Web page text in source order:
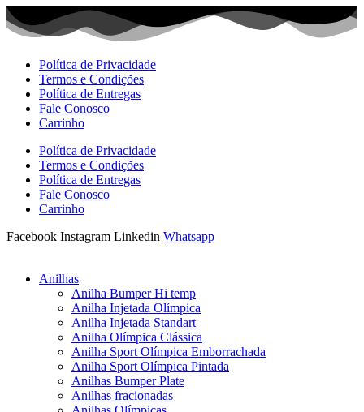
Ir
para
Política de Privacidade
Termos e Condições
Política de Entregas
Fale Conosco
Carrinho
Política de Privacidade
Termos e Condições
Política de Entregas
Fale Conosco
Carrinho
Facebook Instagram Linkedin Whatsapp
Anilhas
Anilha Bumper Hi temp
Anilha Injetada Olímpica
Anilha Injetada Standart
Anilha Olímpica Clássica
Anilha Sport Olímpica Emborrachada
Anilha Sport Olímpica Pintada
Anilhas Bumper Plate
Anilhas fracionadas